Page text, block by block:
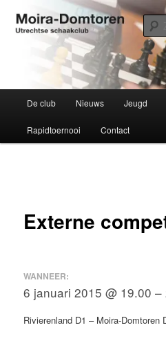
naar
Moira-Domtoren
Utrechtse schaakclub opgericht 1934
De club Nieuws Jeugd
Rapidtoernooi Contact
Externe
WANNEER:
6 januari 2015 @ 19.00 –
Rivierenland D1 – Moira-Domtoren